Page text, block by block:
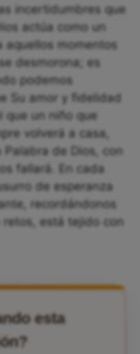
incertidumbres que
actúa como un
aquellos momentos
desmorona; es
podemos
Su amor y fidelidad
que un niño que
volverá a casa,
de Dios, con
fallará. En cada
de esperanza
recordándonos
está tejido con
esta